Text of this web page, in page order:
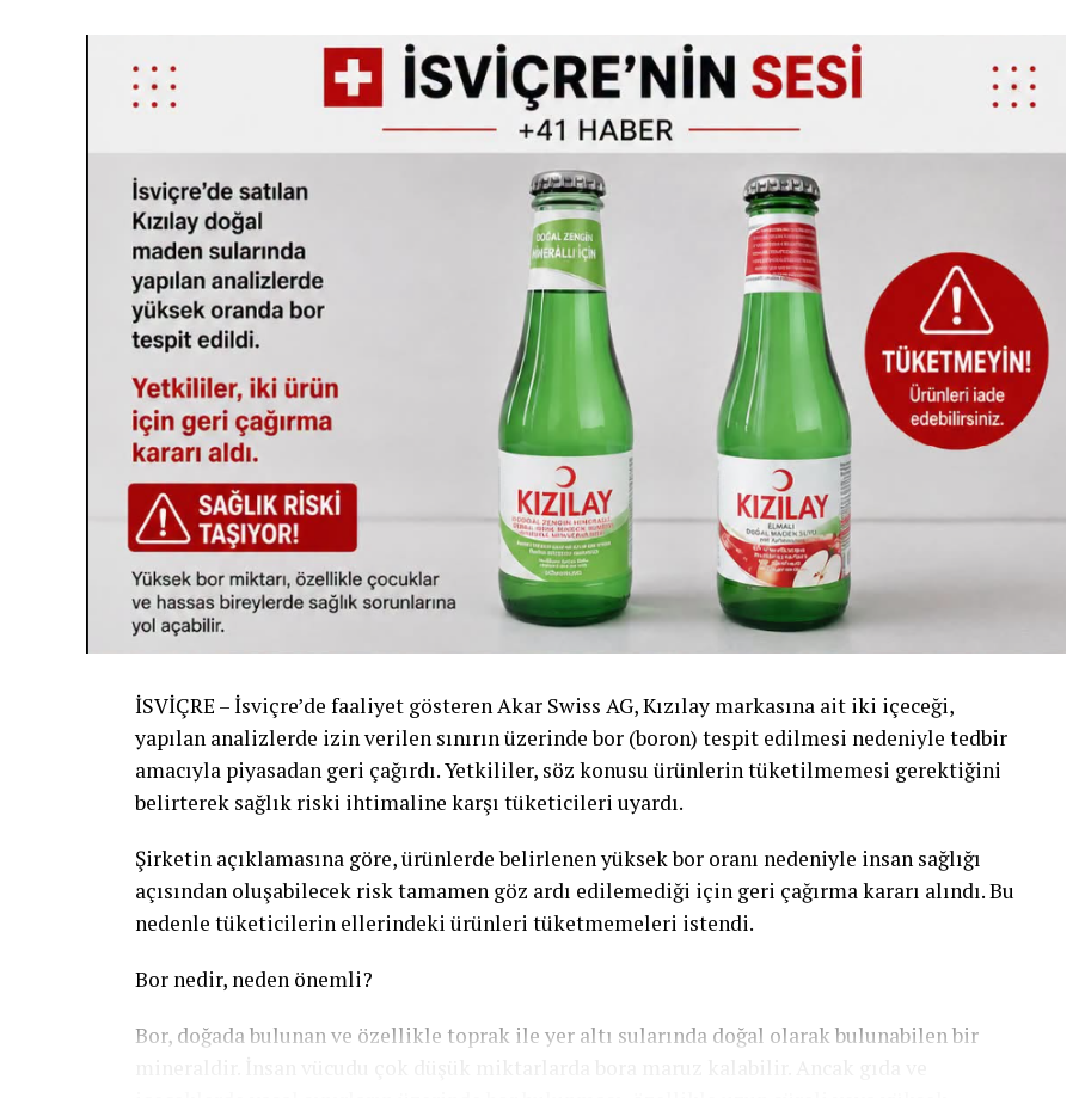
İSVİÇRE – İsviçre’de faaliyet gösteren Akar Swiss AG, Kızılay markasına ait iki içeceği,
yapılan analizlerde izin verilen sınırın üzerinde bor (boron) tespit edilmesi nedeniyle tedbir
amacıyla piyasadan geri çağırdı. Yetkililer, söz konusu ürünlerin tüketilmemesi gerektiğini
belirterek sağlık riski ihtimaline karşı tüketicileri uyardı.
Şirketin açıklamasına göre, ürünlerde belirlenen yüksek bor oranı nedeniyle insan sağlığı
açısından oluşabilecek risk tamamen göz ardı edilemediği için geri çağırma kararı alındı. Bu
nedenle tüketicilerin ellerindeki ürünleri tüketmemeleri istendi.
Bor nedir, neden önemli?
Bor, doğada bulunan ve özellikle toprak ile yer altı sularında doğal olarak bulunabilen bir